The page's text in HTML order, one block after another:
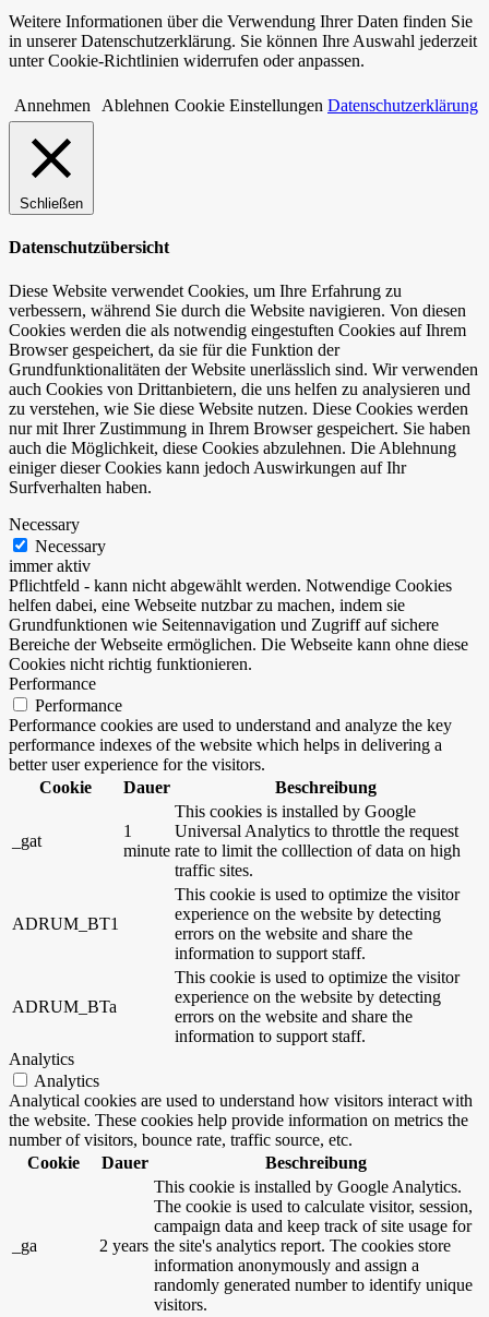
Weitere Informationen über die Verwendung Ihrer Daten finden Sie
in unserer Datenschutzerklärung. Sie können Ihre Auswahl jederzeit
unter Cookie-Richtlinien widerrufen oder anpassen.
Annehmen Ablehnen Cookie Einstellungen Datenschutzerklärung
Schließen
Datenschutzübersicht
Diese Website verwendet Cookies, um Ihre Erfahrung zu
verbessern, während Sie durch die Website navigieren. Von diesen
Cookies werden die als notwendig eingestuften Cookies auf Ihrem
Browser gespeichert, da sie für die Funktion der
Grundfunktionalitäten der Website unerlässlich sind. Wir verwenden
auch Cookies von Drittanbietern, die uns helfen zu analysieren und
zu verstehen, wie Sie diese Website nutzen. Diese Cookies werden
nur mit Ihrer Zustimmung in Ihrem Browser gespeichert. Sie haben
auch die Möglichkeit, diese Cookies abzulehnen. Die Ablehnung
einiger dieser Cookies kann jedoch Auswirkungen auf Ihr
Surfverhalten haben.
Necessary
Necessary
immer aktiv
Pflichtfeld - kann nicht abgewählt werden. Notwendige Cookies
helfen dabei, eine Webseite nutzbar zu machen, indem sie
Grundfunktionen wie Seitennavigation und Zugriff auf sichere
Bereiche der Webseite ermöglichen. Die Webseite kann ohne diese
Cookies nicht richtig funktionieren.
Performance
Performance
Performance cookies are used to understand and analyze the key
performance indexes of the website which helps in delivering a
better user experience for the visitors.
Cookie
Dauer Beschreibung
_gat
1
minute
This cookies is installed by Google
Universal Analytics to throttle the request
rate to limit the colllection of data on high
traffic sites.
ADRUM_BT1
This cookie is used to optimize the visitor
experience on the website by detecting
errors on the website and share the
information to support staff.
ADRUM_BTa
This cookie is used to optimize the visitor
experience on the website by detecting
errors on the website and share the
information to support staff.
Analytics
Analytics
Analytical cookies are used to understand how visitors interact with
the website. These cookies help provide information on metrics the
number of visitors, bounce rate, traffic source, etc.
Cookie
Dauer Beschreibung
_ga 2 years
This cookie is installed by Google Analytics.
The cookie is used to calculate visitor, session,
campaign data and keep track of site usage for
the site's analytics report. The cookies store
information anonymously and assign a
randomly generated number to identify unique
visitors.